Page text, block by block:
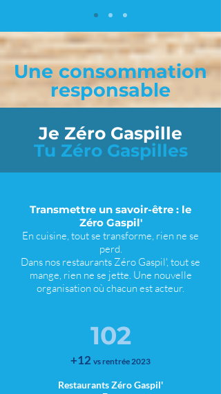
Je Zéro Gaspille
Tu Zéro Gaspilles
Une consommation
responsable
Transmettre un savoir-être : le
Zéro Gaspil'
En cuisine, tout se transforme, rien ne se
perd.
Dans nos restaurants Zéro Gaspil', tout se
mange, rien ne se jette. Une nouvelle
organisation où chacun est acteur.
102
+12 vs rentrée2023
Restaurants Zéro Gaspil'